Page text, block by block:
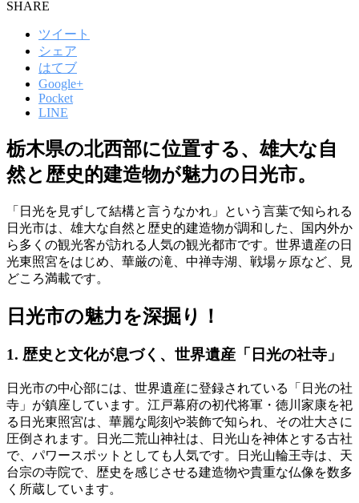
SHARE
ツイート
シェア
はてブ
Google+
Pocket
LINE
栃木県の北西部に位置する、雄大な自
然と歴史的建造物が魅力の日光市。
「日光を見ずして結構と言うなかれ」という言葉で知られる
日光市は、雄大な自然と歴史的建造物が調和した、国内外か
ら多くの観光客が訪れる人気の観光都市です。世界遺産の日
光東照宮をはじめ、華厳の滝、中禅寺湖、戦場ヶ原など、見
どころ満載です。
日光市の魅力を深掘り！
1. 歴史と文化が息づく、世界遺産「日光の社寺」
日光市の中心部には、世界遺産に登録されている「日光の社
寺」が鎮座しています。江戸幕府の初代将軍・徳川家康を祀
る日光東照宮は、華麗な彫刻や装飾で知られ、その壮大さに
圧倒されます。日光二荒山神社は、日光山を神体とする古社
で、パワースポットとしても人気です。日光山輪王寺は、天
台宗の寺院で、歴史を感じさせる建造物や貴重な仏像を数多
く所蔵しています。